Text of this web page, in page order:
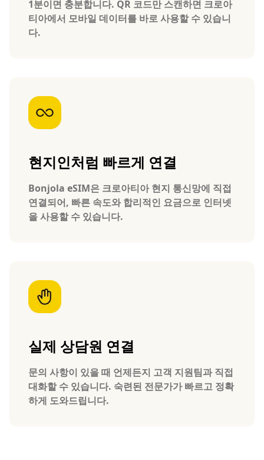
1분이면 충분합니다. QR 코드만 스캔하면 크로아
티아에서 모바일 데이터를 바로 사용할 수 있습니
다.
현지인처럼 빠르게 연결
Bonjola eSIM은 크로아티아 현지 통신망에 직접
연결되어, 빠른 속도와 합리적인 요금으로 인터넷
을 사용할 수 있습니다.
실제 상담원 연결
문의 사항이 있을 때 언제든지 고객 지원팀과 직접
대화할 수 있습니다. 숙련된 전문가가 빠르고 정확
하게 도와드립니다.